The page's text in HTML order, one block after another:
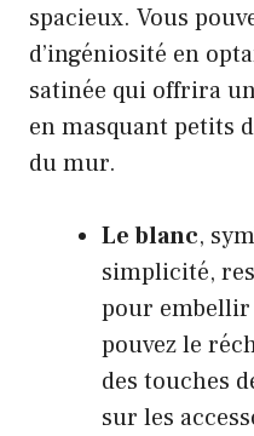
spacieux. Vous
d’ingéniosité en
satinée qui offrira
en masquant petits
du mur.
Le blanc,
simplicité,
pour
pouvez le
des touches
sur les